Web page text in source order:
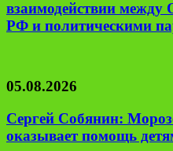
взаимодействии между
РФ и политическими
05.08.2026
Сергей Собянин:
оказывает помощь